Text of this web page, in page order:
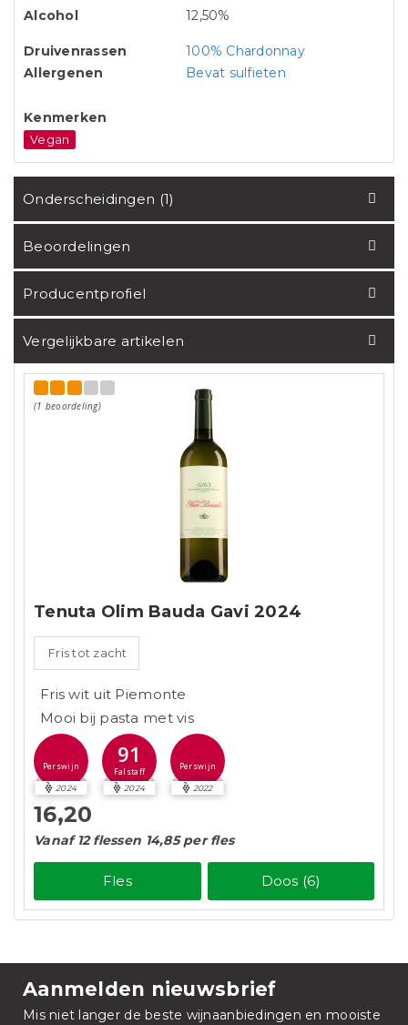
Alcohol
12,50%
Druivenrassen
100% Chardonnay
Allergenen
Bevat sulfieten
Kenmerken
Vegan
Onderscheidingen (1)
Beoordelingen
Producentprofiel
Vergelijkbare artikelen
(1 beoordeling)
Tenuta Olim Bauda Gavi 2024
Fris tot zacht
Fris wit uit Piemonte
Mooi bij pasta met vis
Perswijn
2024
91
Falstaff
2024
Perswijn
2022
16,20
Vanaf 12 flessen 14,85 per fles
Fles Doos (6)
Aanmelden nieuwsbrief
Mis niet langer de beste wijnaanbiedingen en mooiste